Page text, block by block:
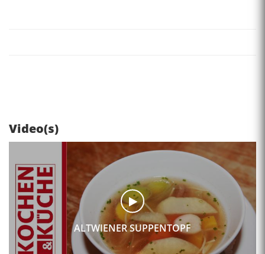
Video(s)
ALTWIENER SUPPENTOPF